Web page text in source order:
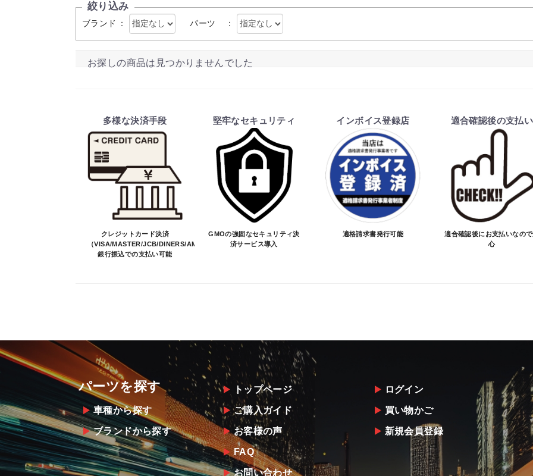
絞り込み
ブランド ： パーツ ：
お探しの商品は見つかりませんでした
多様な決済手段
クレジットカード決済
（VISA/MASTER/JCB/DINERS/AMEX）、
銀行振込での支払い可能
堅牢なセキュリティ
GMOの強固なセキュリティ決
済サービス導入
インボイス登録店
適格請求書発行可能
適合確認後の支払い
適合確認後にお支払いなの
心
パーツを探す
車種から探す
ブランドから探す
トップページ
ご購入ガイド
お客様の声
FAQ
お問い合わせ
ログイン
買い物かご
新規会員登録